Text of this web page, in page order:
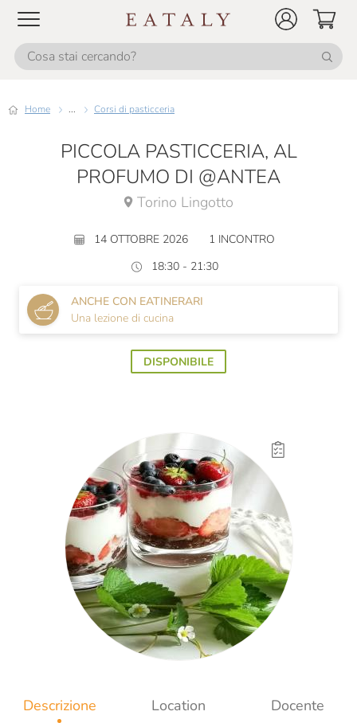
Home ... Corsi di pasticceria
PICCOLA PASTICCERIA, AL
PROFUMO DI @ANTEA
Torino Lingotto
14 OTTOBRE 2026
1 INCONTRO
18:30 - 21:30
ANCHE CON EATINERARI
Una lezione di cucina
DISPONIBILE
Descrizione Location Docente